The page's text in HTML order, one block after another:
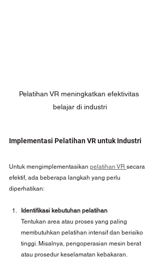
Pelatihan VR meningkatkan efektivitas
belajar di industri
Implementasi Pelatihan VR untuk Industri
Untuk mengimplementasikan pelatihan VR secara
efektif, ada beberapa langkah yang perlu
diperhatikan:
Identifikasi kebutuhan pelatihan
Tentukan area atau proses yang paling
membutuhkan pelatihan intensif dan berisiko
tinggi. Misalnya, pengoperasian mesin berat
atau prosedur keselamatan kebakaran.